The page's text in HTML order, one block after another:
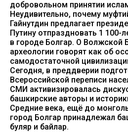
добровольном принятии
Неудивительно, почему
Гайнутдин предлагает
Путину отпраздновать 1 100-
в городе Болгар. О Волжской
археологии говорят как об
самодостаточной
Сегодня, в преддверии
Всероссийской переписи
СМИ активизировалась
башкирские авторы и
Средние века, ещё до
город Болгар принадлежал
буляр и байлар.